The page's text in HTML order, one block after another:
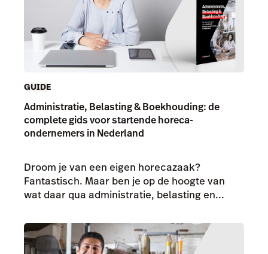
GUIDE
Administratie, Belasting & Boekhouding: de
complete gids voor startende horeca-
ondernemers in Nederland
Droom je van een eigen horecazaak?
Fantastisch. Maar ben je op de hoogte van
wat daar qua administratie, belasting en...